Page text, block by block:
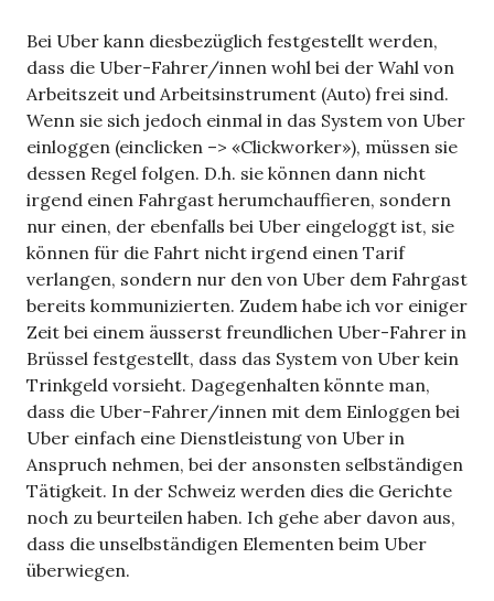
Bei Uber kann diesbezüglich festgestellt werden,
dass die Uber-Fahrer/innen wohl bei der Wahl von
Arbeitszeit und Arbeitsinstrument (Auto) frei sind.
Wenn sie sich jedoch einmal in das System von Uber
einloggen (einclicken –> «Clickworker»), müssen sie
dessen Regel folgen. D.h. sie können dann nicht
irgend einen Fahrgast herumchauffieren, sondern
nur einen, der ebenfalls bei Uber eingeloggt ist, sie
können für die Fahrt nicht irgend einen Tarif
verlangen, sondern nur den von Uber dem Fahrgast
bereits kommunizierten. Zudem habe ich vor einiger
Zeit bei einem äusserst freundlichen Uber-Fahrer in
Brüssel festgestellt, dass das System von Uber kein
Trinkgeld vorsieht. Dagegenhalten könnte man,
dass die Uber-Fahrer/innen mit dem Einloggen bei
Uber einfach eine Dienstleistung von Uber in
Anspruch nehmen, bei der ansonsten selbständigen
Tätigkeit. In der Schweiz werden dies die Gerichte
noch zu beurteilen haben. Ich gehe aber davon aus,
dass die unselbständigen Elementen beim Uber
überwiegen.